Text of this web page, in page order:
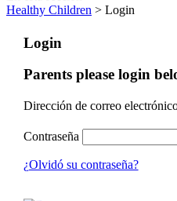
Healthy Children > Login
Login
Parents please login
Dirección de correo
Contraseña
¿Olvidó su contraseña?